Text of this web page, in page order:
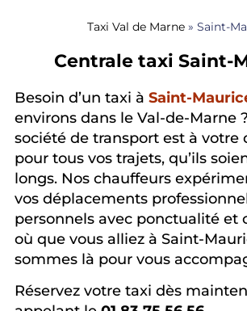
Taxi Val de Marne» Saint-
Centrale taxi Saint-
Besoin d’un taxi à Saint-
environs dans le Val-de-Marne
société de transport est à votre
pour tous vos trajets, qu’ils
longs. Nos chauffeurs
vos déplacements
personnels avec ponctualité et
où que vous alliez à Saint-
sommes là pour vous
Réservez votre taxi dès